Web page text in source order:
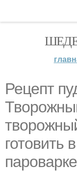
Рецепт
готовить